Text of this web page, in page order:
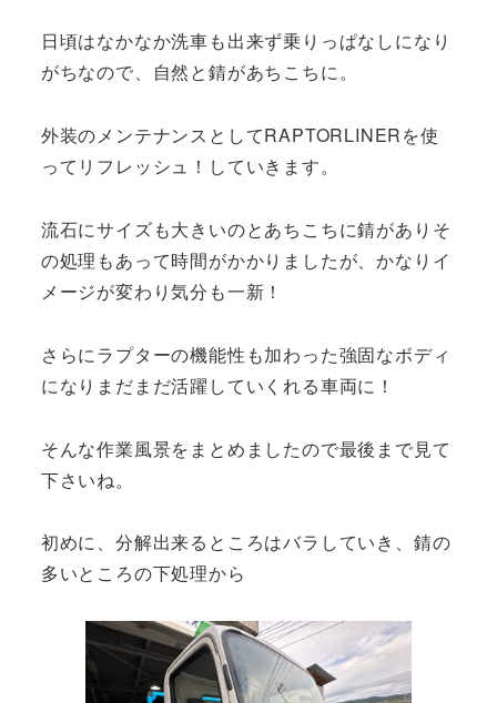
日頃はなかなか洗車も出来ず乗りっぱなしになり
がちなので、自然と錆があちこちに。
外装のメンテナンスとしてRAPTORLINERを使
ってリフレッシュ！していきます。
流石にサイズも大きいのとあちこちに錆がありそ
の処理もあって時間がかかりましたが、かなりイ
メージが変わり気分も一新！
さらにラプターの機能性も加わった強固なボディ
になりまだまだ活躍していくれる車両に！
そんな作業風景をまとめましたので最後まで見て
下さいね。
初めに、分解出来るところはバラしていき、錆の
多いところの下処理から